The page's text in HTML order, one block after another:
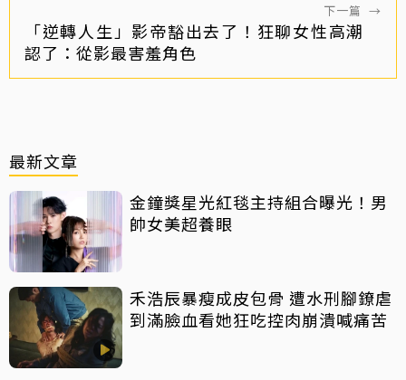
下一篇 →
「逆轉人生」影帝豁出去了！狂聊女性高潮
認了：從影最害羞角色
最新文章
金鐘獎星光紅毯主持組合曝光！男
帥女美超養眼
禾浩辰暴瘦成皮包骨 遭水刑腳鐐虐
到滿臉血看她狂吃控肉崩潰喊痛苦